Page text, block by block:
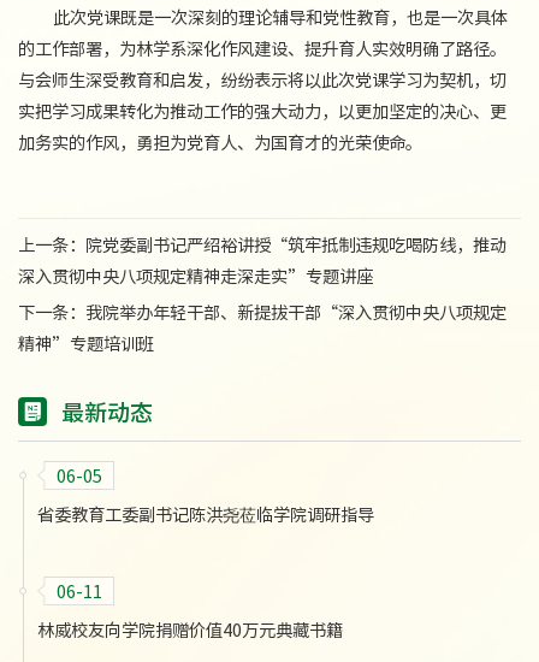
此次党课既是一次深刻的理论辅导和党性教育，也是一次具体
的工作部署，为林学系深化作风建设、提升育人实效明确了路径。
与会师生深受教育和启发，纷纷表示将以此次党课学习为契机，切
实把学习成果转化为推动工作的强大动力，以更加坚定的决心、更
加务实的作风，勇担为党育人、为国育才的光荣使命。
上一条： 院党委副书记严绍裕讲授“筑牢抵制违规吃喝防线，推动
深入贯彻中央八项规定精神走深走实”专题讲座
下一条： 我院举办年轻干部、新提拔干部“深入贯彻中央八项规定
精神”专题培训班
最新动态
06-05
省委教育工委副书记陈洪尧莅临学院调研指导
06-11
林威校友向学院捐赠价值40万元典藏书籍